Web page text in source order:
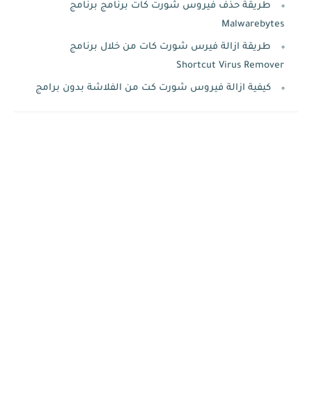
طريقة حذف فيروس شورت كات برنامج برنامج
Malwarebytes
طريقة ازالة فيرس شورت كات من خلال برنامج
Shortcut Virus Remover
كيفية ازالة فيروس شورت كت من الفلاشة بدون برامج